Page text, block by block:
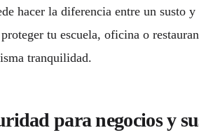
hacer la diferencia entre un susto
tu escuela, oficina o
tranquilidad.
para negocios y